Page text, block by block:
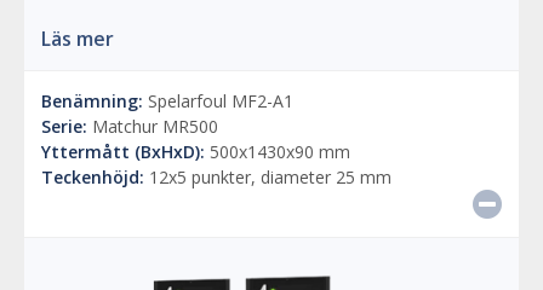
Läs mer
Benämning: Spelarfoul MF2-A1
Serie: Matchur MR500
Yttermått (BxHxD): 500x1430x90 mm
Teckenhöjd: 12x5 punkter, diameter 25 mm